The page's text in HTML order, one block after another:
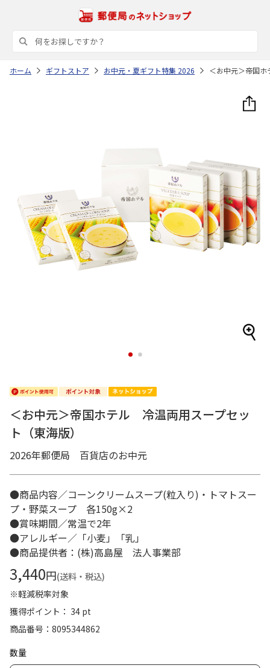
ホーム ギフトストア お中元・夏ギフト特集 2026 ＜お中元＞帝国
1 2
＜お中元＞帝国ホテル 冷温両用スープセッ
ト（東海版）
2026年郵便局 百貨店のお中元
●商品内容／コーンクリームスープ(粒入り)・トマトスー
プ・野菜スープ 各150g×2
●賞味期間／常温で2年
●アレルギー／「小麦」「乳」
●商品提供者：(株)高島屋 法人事業部
3,440円(送料・税込)
※軽減税率対象
獲得ポイント： 34 pt
商品番号
8095344862
数量